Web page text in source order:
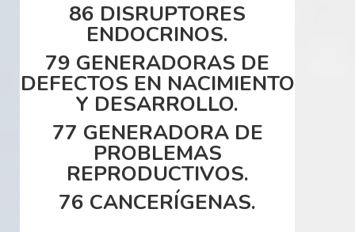
86 DISRUPTORES
ENDOCRINOS.
79 GENERADORAS DE
DEFECTOS EN NACIMIENTO
Y DESARROLLO.
77 GENERADORA DE
PROBLEMAS
REPRODUCTIVOS.
76 CANCERÍGENAS.